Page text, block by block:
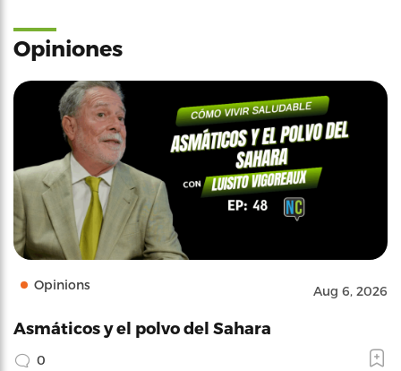
Opiniones
Opinions Aug 6, 2026
Asmáticos y el polvo del Sahara
0